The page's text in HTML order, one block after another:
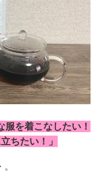
服を着こなしたい！
ちたい！」